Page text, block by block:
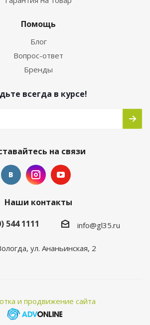
Помощь
Блог
Вопрос-ответ
Бренды
всегда в курсе!
на связи
Наши контакты
544 1111
info@gl35.ru
ул. Ананьинская, 2
и продвижение сайта